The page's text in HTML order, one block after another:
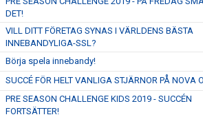
DET!
VILL DITT FÖRETAG SYNAS I VÄRLDENS BÄSTA
INNEBANDYLIGA-SSL?
Börja spela innebandy!
SUCCÉ FÖR HELT VANLIGA STJÄRNOR PÅ NOVA
PRE SEASON CHALLENGE KIDS 2019 - SUCCÉN
FORTSÄTTER!